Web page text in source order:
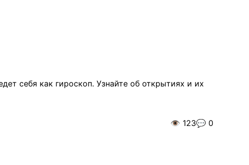
себя как гироскоп. Узнайте об открытиях и их
👁️ 123💬 0